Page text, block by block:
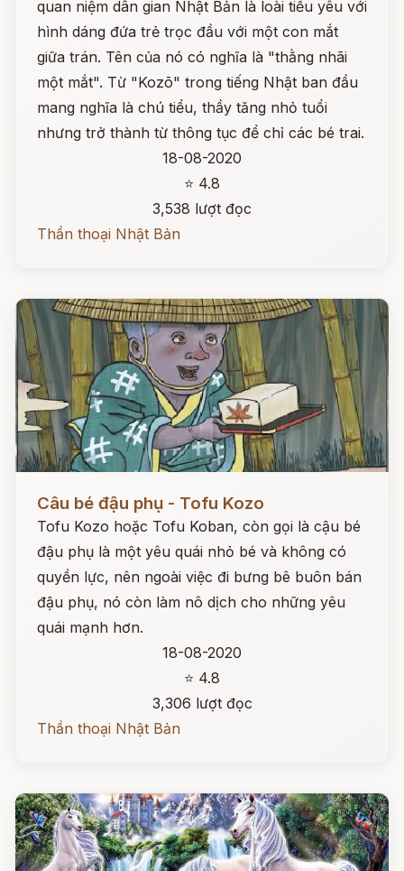
quan niệm dân gian Nhật Bản là loài tiểu yêu với
hình dáng đứa trẻ trọc đầu với một con mắt
giữa trán. Tên của nó có nghĩa là "thằng nhãi
một mắt". Từ "Kozō" trong tiếng Nhật ban đầu
mang nghĩa là chú tiểu, thầy tăng nhỏ tuổi
nhưng trở thành từ thông tục để chỉ các bé trai.
18-08-2020
⭐ 4.8
3,538 lượt đọc
Thần thoại Nhật Bản
Câu bé đậu phụ - Tofu Kozo
Tofu Kozo hoặc Tofu Koban, còn gọi là cậu bé
đậu phụ là một yêu quái nhỏ bé và không có
quyền lực, nên ngoài việc đi bưng bê buôn bán
đậu phụ, nó còn làm nô dịch cho những yêu
quái mạnh hơn.
18-08-2020
⭐ 4.8
3,306 lượt đọc
Thần thoại Nhật Bản